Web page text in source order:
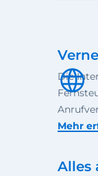
Die
Mehr
Alles